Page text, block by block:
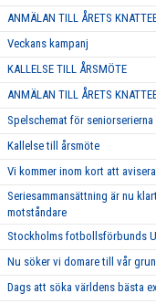
ANMÄLAN TILL ÅRETS
Veckans kampanj
KALLELSE TILL ÅRSMÖTE
ANMÄLAN TILL ÅRETS
Spelschemat för seniorserierna
Kallelse till årsmöte
Vi kommer inom kort att
Seriesammansättning är nu
motståndare
Stockholms fotbollsförbunds
Nu söker vi domare till vår
Dags att söka världens bästa